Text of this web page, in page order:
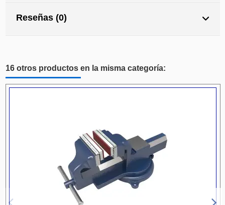
Reseñas (0)
16 otros productos en la misma categoría: